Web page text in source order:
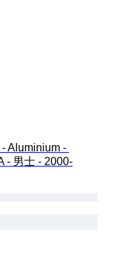
Aluminium -
- 男士 - 2000-